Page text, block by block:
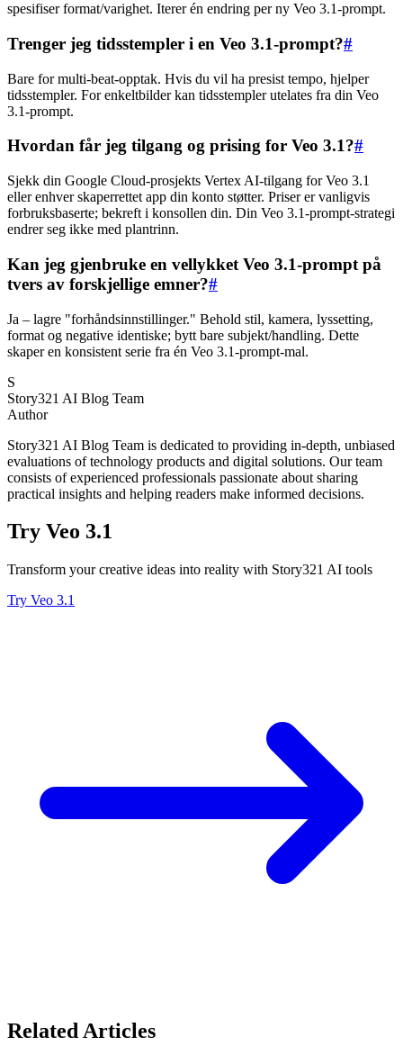
spesifiser format/varighet. Iterer én endring per ny Veo 3.1-prompt.
Trenger jeg tidsstempler i en Veo 3.1-prompt?#
Bare for multi-beat-opptak. Hvis du vil ha presist tempo, hjelper
tidsstempler. For enkeltbilder kan tidsstempler utelates fra din Veo
3.1-prompt.
Hvordan får jeg tilgang og prising for Veo 3.1?#
Sjekk din Google Cloud-prosjekts Vertex AI-tilgang for Veo 3.1
eller enhver skaperrettet app din konto støtter. Priser er vanligvis
forbruksbaserte; bekreft i konsollen din. Din Veo 3.1-prompt-strategi
endrer seg ikke med plantrinn.
Kan jeg gjenbruke en vellykket Veo 3.1-prompt på
tvers av forskjellige emner?#
Ja – lagre "forhåndsinnstillinger." Behold stil, kamera, lyssetting,
format og negative identiske; bytt bare subjekt/handling. Dette
skaper en konsistent serie fra én Veo 3.1-prompt-mal.
S
Story321 AI Blog Team
Author
Story321 AI Blog Team is dedicated to providing in-depth, unbiased
evaluations of technology products and digital solutions. Our team
consists of experienced professionals passionate about sharing
practical insights and helping readers make informed decisions.
Try Veo 3.1
Transform your creative ideas into reality with Story321 AI tools
Try Veo 3.1
Related Articles